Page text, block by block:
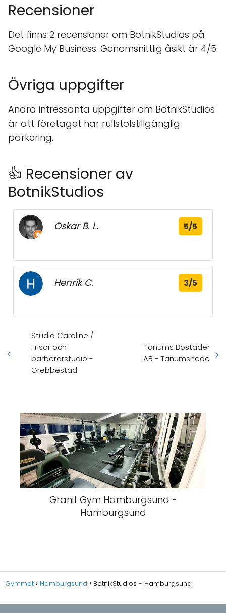
Recensioner
Det finns 2 recensioner om BotnikStudios på
Google My Business. Genomsnittlig åsikt är 4/5.
Övriga uppgifter
Andra intressanta uppgifter om BotnikStudios
är att företaget har rullstolstillgänglig
parkering.
👍 Recensioner av
BotnikStudios
Oskar B. L. 5/5
Henrik C. 3/5
Studio Caroline /
Frisör och
barberarstudio -
Grebbestad
Tanums Bostäder
AB - Tanumshede
Granit Gym Hamburgsund -
Hamburgsund
Gymmet Hamburgsund BotnikStudios - Hamburgsund